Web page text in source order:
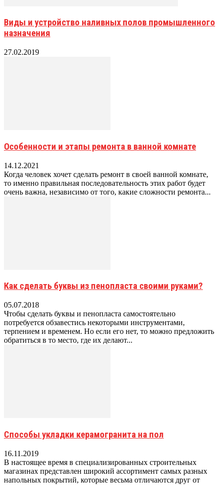
Виды и устройство наливных полов промышленного
назначения
27.02.2019
Особенности и этапы ремонта в ванной комнате
14.12.2021
Когда человек хочет сделать ремонт в своей ванной комнате,
то именно правильная последовательность этих работ будет
очень важна, независимо от того, какие сложности ремонта...
Как сделать буквы из пенопласта своими руками?
05.07.2018
Чтобы сделать буквы и пенопласта самостоятельно
потребуется обзавестись некоторыми инструментами,
терпением и временем. Но если его нет, то можно предложить
обратиться в то место, где их делают...
Способы укладки керамогранита на пол
16.11.2019
В настоящее время в специализированных строительных
магазинах представлен широкий ассортимент самых разных
напольных покрытий, которые весьма отличаются друг от